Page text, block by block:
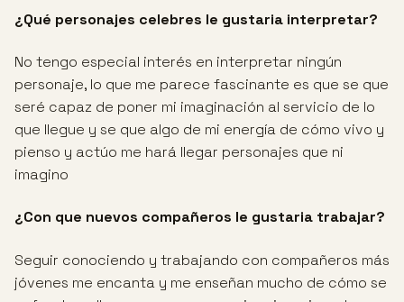
¿Qué personajes celebres le gustaria interpretar?
No tengo especial interés en interpretar ningún
personaje, lo que me parece fascinante es que se que
seré capaz de poner mi imaginación al servicio de lo
que llegue y se que algo de mi energía de cómo vivo y
pienso y actúo me hará llegar personajes que ni
imagino
¿Con que nuevos compañeros le gustaria trabajar?
Seguir conociendo y trabajando con compañeros más
jóvenes me encanta y me enseñan mucho de cómo se